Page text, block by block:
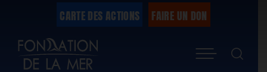
CARTE DES ACTIONS FAIRE UN DON